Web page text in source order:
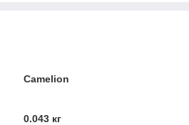
Camelion
0.043 кг